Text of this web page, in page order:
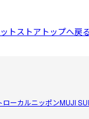
トストアトップへ戻る
ローカルニッポンMUJI